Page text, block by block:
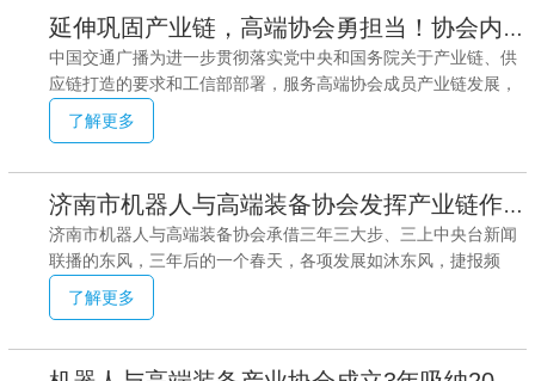
装备发展趋势及哈工大机器人优势、服务企业情况；俄罗斯商会
分类介绍机电产品需求；一汽集团介绍零部件需求；济南轨道交
通装备产业园、机电进出口平台等也进行了介绍。山东德晟、上
海梅卡曼德的新技术受到关注；来自济南新兴的三家3D打印企业
的产品和介绍，受到包括德国、苏州、上海等成员企业的高度关
注；重工集团、威马泵业、
延伸巩固产业链，高端协会勇担当！协会内一季度产业配套突破6亿元
中国交通广播为进一步贯彻落实党中央和国务院关于产业链、供
应链打造的要求和工信部部署，服务高端协会成员产业链发展，
日前中国（国际）机器人与高端装备产业联盟、济南（国际）机
器人与高端装备产业协会举办线上产品技术交流会。联盟/协会内
加会议。会议在位于中国济南自贸区舜泰广场的协会总部600平
方米会议大厅设主会场，其他成员单位根据情况分别设以视频形
式参会。协会2019年1月成立，到2020年升级为济南（国际）机
器人与高端装备产业协会，2021年1月组建中国（国际）机器人
与高端装备产业联盟。截至2022年3月，已成为包括德国、法
国、美国、
了解更多
济南市机器人与高端装备协会发挥产业链作用 实现会员企业多赢
济南市机器人与高端装备协会承借三年三大步、三上中央台新闻
联播的东风，三年后的一个春天，各项发展如沐东风，捷报频
传，协会又踏上新了的征程、实现了新的跨越。成员单位个个业
绩卓越，多个产业链合作实现多赢，许多成员高兴的说，我在协
自豪的说，我们真像掘到了金子。两年来他和协会多家会员企业
了解更多